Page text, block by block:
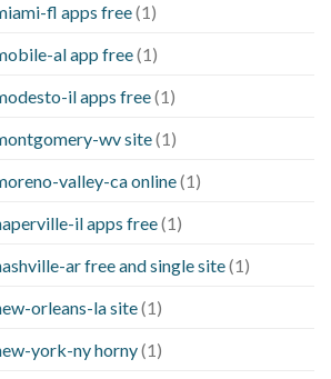
fl apps free(1)
al app free(1)
il apps free(1)
wv site(1)
valley-ca online(1)
il apps free(1)
ar free and single site(1)
orleans-la site(1)
york-ny horny(1)